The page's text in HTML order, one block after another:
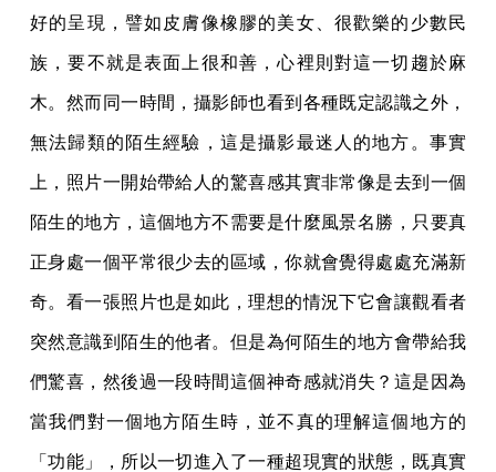
好的呈現，譬如皮膚像橡膠的美女、很歡樂的少數民
族，要不就是表面上很和善，心裡則對這一切趨於麻
木。然而同一時間，攝影師也看到各種既定認識之外，
無法歸類的陌生經驗，這是攝影最迷人的地方。事實
上，照片一開始帶給人的驚喜感其實非常像是去到一個
陌生的地方，這個地方不需要是什麼風景名勝，只要真
正身處一個平常很少去的區域，你就會覺得處處充滿新
奇。看一張照片也是如此，理想的情況下它會讓觀看者
突然意識到陌生的他者。但是為何陌生的地方會帶給我
們驚喜，然後過一段時間這個神奇感就消失？這是因為
當我們對一個地方陌生時，並不真的理解這個地方的
「功能」，所以一切進入了一種超現實的狀態，既真實